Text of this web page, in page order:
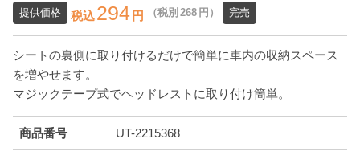
提供価格 税込294 円 （税別 268 円） 完売
シートの裏側に取り付けるだけで簡単に車内の収納スペース
を増やせます。
マジックテープ式でヘッドレストに取り付け簡単。
商品番号 UT-2215368